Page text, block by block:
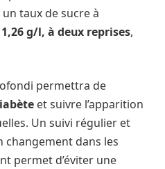
taux de sucre à
1,26 g/l, à deux reprises,
permettra de
et suivre l’apparition
Un suivi régulier et
changement dans les
permet d’éviter une